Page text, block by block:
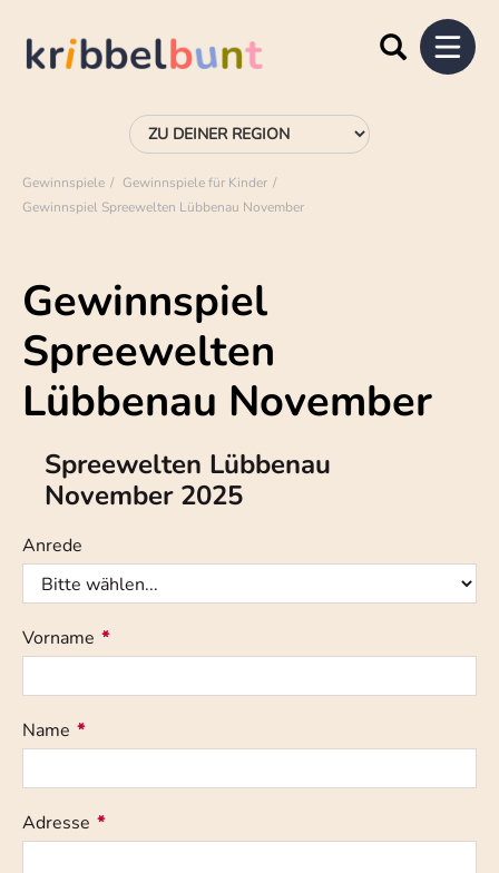
Gewinnspiele
Gewinnspiele für Kinder
Gewinnspiel Spreewelten Lübbenau November
Gewinnspiel
Spreewelten
Lübbenau November
Spreewelten Lübbenau
November 2025
Anrede
Vorname *
Name *
Adresse *